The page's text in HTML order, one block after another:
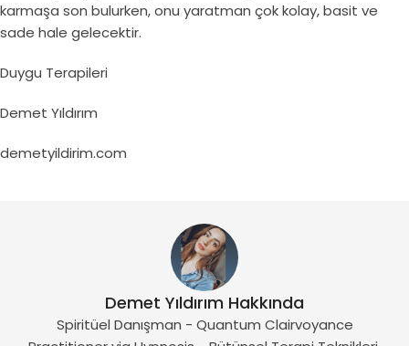
karmaşa son bulurken, onu yaratman çok kolay, basit ve
sade hale gelecektir.
Duygu Terapileri
Demet Yıldırım
demetyildirim.com
Demet Yıldırım Hakkında
Spiritüel Danışman - Quantum Clairvoyance